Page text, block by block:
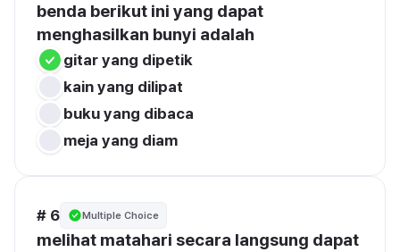
benda berikut ini yang dapat
menghasilkan bunyi adalah
gitar yang dipetik
kain yang dilipat
buku yang dibaca
meja yang diam
# 6 Multiple Choice
melihat matahari secara langsung dapat